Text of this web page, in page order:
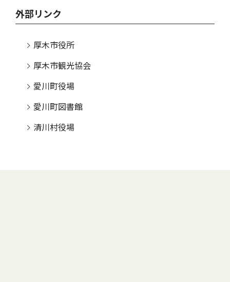
外部リンク
厚木市役所
厚木市観光協会
愛川町役場
愛川町図書館
清川村役場